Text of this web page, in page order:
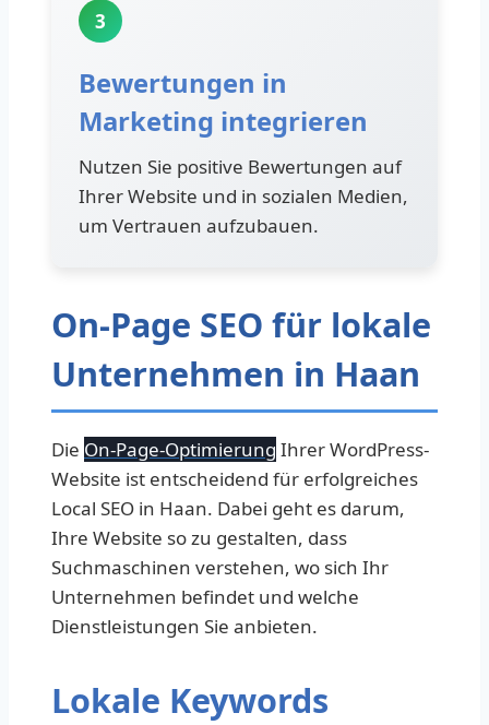
3
Bewertungen in
Marketing integrieren
Nutzen Sie positive Bewertungen auf
Ihrer Website und in sozialen Medien,
um Vertrauen aufzubauen.
On-Page SEO für lokale
Unternehmen in Haan
Die On-Page-Optimierung Ihrer WordPress-
Website ist entscheidend für erfolgreiches
Local SEO in Haan. Dabei geht es darum,
Ihre Website so zu gestalten, dass
Suchmaschinen verstehen, wo sich Ihr
Unternehmen befindet und welche
Dienstleistungen Sie anbieten.
Lokale Keywords